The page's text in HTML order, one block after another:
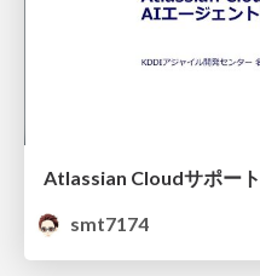
smt7174